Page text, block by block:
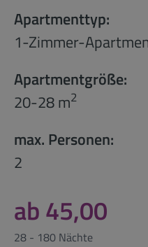
Apartmenttyp:
1-Zimmer-
Apartmentgröße:
20-28 m2
max. Personen:
2
ab 45,00
28 - 180 Nächte